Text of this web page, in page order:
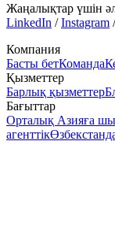
Жаңалықтар үшін
LinkedIn /Instagram
Компания
Басты бетКоманда
Қызметтер
Барлық қызметтер
Бағыттар
Орталық Азияға
агенттік